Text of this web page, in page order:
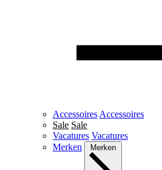
Accessoires Accessoires
Sale Sale
Vacatures Vacatures
Merken
Merken